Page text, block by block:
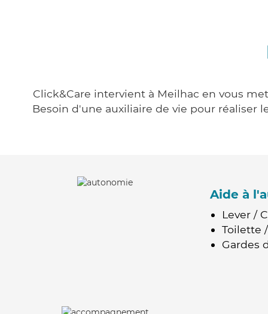
Click&Care intervient à Meilhac en vous
Besoin d'une auxiliaire de vie pour réaliser
Aide à
Lever /
Toilette
Gardes